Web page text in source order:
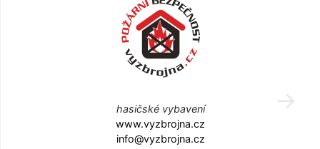
hasičské vybavení
www.vyzbrojna.cz
info@vyzbrojna.cz